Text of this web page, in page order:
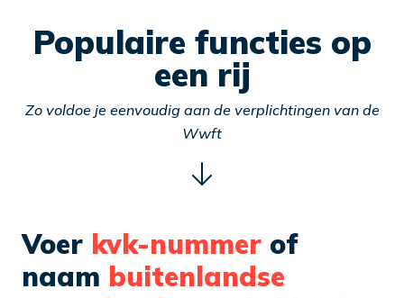
Populaire functies op
een rij
Zo voldoe je eenvoudig aan de verplichtingen van de
Wwft
Voer kvk-nummer of
naam buitenlandse